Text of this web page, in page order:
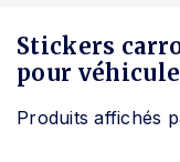
Stickers
pour
Produits affichés